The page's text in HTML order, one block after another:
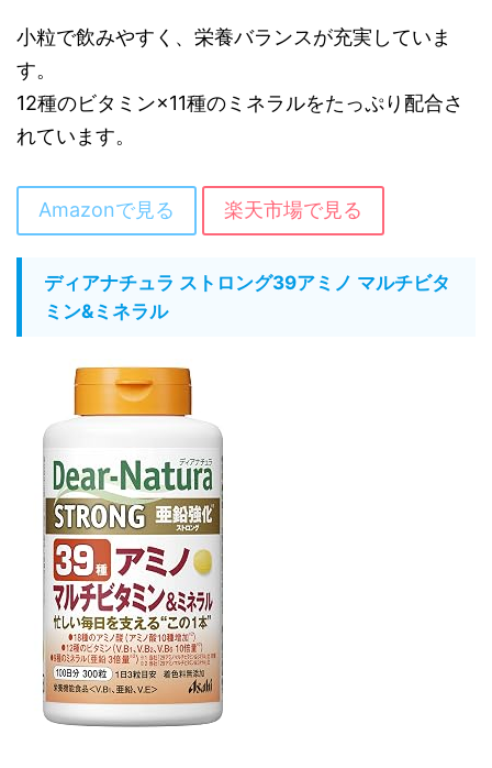
小粒で飲みやすく、栄養バランスが充実していま
す。
12種のビタミン×11種のミネラルをたっぷり配合さ
れています。
Amazonで見る 楽天市場で見る
ディアナチュラ ストロング39アミノ マルチビタ
ミン&ミネラル